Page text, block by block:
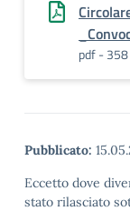
pdf -
Pubblicato:
Eccetto dove
stato rilasciato